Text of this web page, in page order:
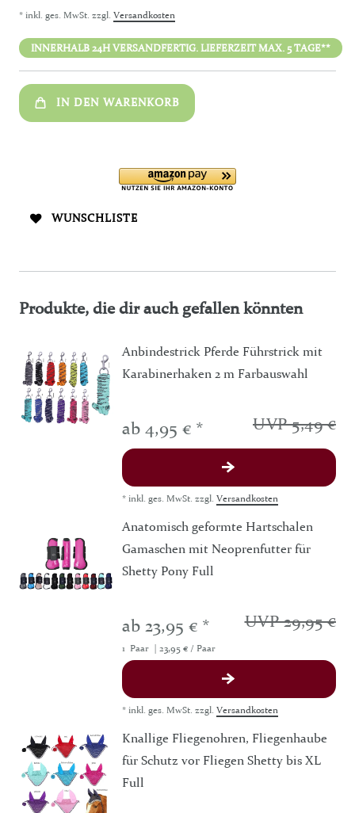
* inkl. ges. MwSt. zzgl. Versandkosten
INNERHALB 24H VERSANDFERTIG. LIEFERZEIT MAX. 5 TAGE**
IN DEN WARENKORB
WUNSCHLISTE
Produkte, die dir auch gefallen könnten
Anbindestrick Pferde Führstrick mit
Karabinerhaken 2 m Farbauswahl
UVP 5,49 €
ab 4,95 € *
* inkl. ges. MwSt. zzgl. Versandkosten
Anatomisch geformte Hartschalen
Gamaschen mit Neoprenfutter für
Shetty Pony Full
UVP 29,95 €
ab 23,95 € *
1 Paar | 23,95 € / Paar
* inkl. ges. MwSt. zzgl. Versandkosten
Knallige Fliegenohren, Fliegenhaube
für Schutz vor Fliegen Shetty bis XL
Full